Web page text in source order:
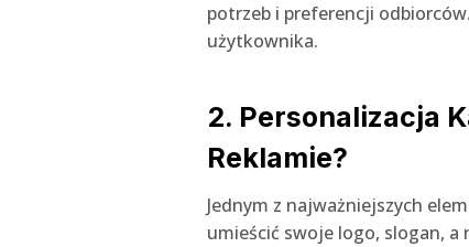
potrzeb i preferencji
użytkownika.
2. Personalizacja
Reklamie?
Jednym z najważniejszych
umieścić swoje logo, slogan, a